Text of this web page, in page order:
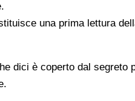
una prima lettura
dici è coperto dal